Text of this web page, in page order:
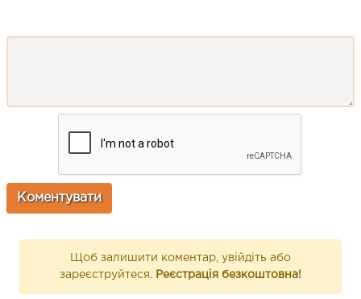
Щоб залишити коментар, увійдіть або
зареєструйтеся. Реєстрація безкоштовна!